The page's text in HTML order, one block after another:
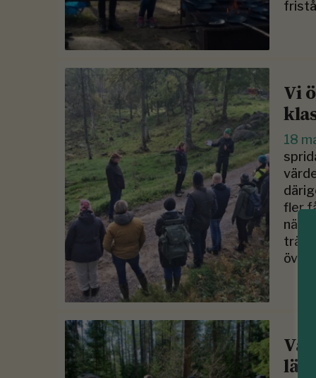
Vi
18
fler
nära